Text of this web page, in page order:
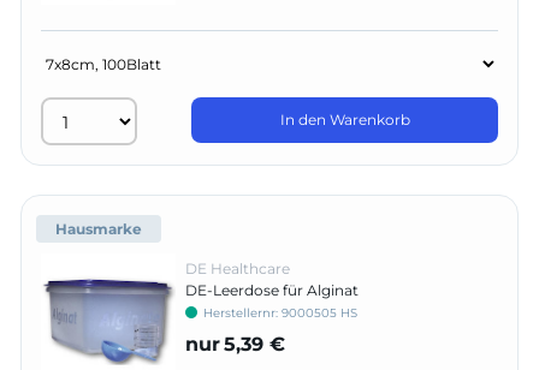
In den Warenkorb
Hausmarke
DE Healthcare
DE-Leerdose für Alginat
Herstellernr: 9000505 HS
nur5,39 €